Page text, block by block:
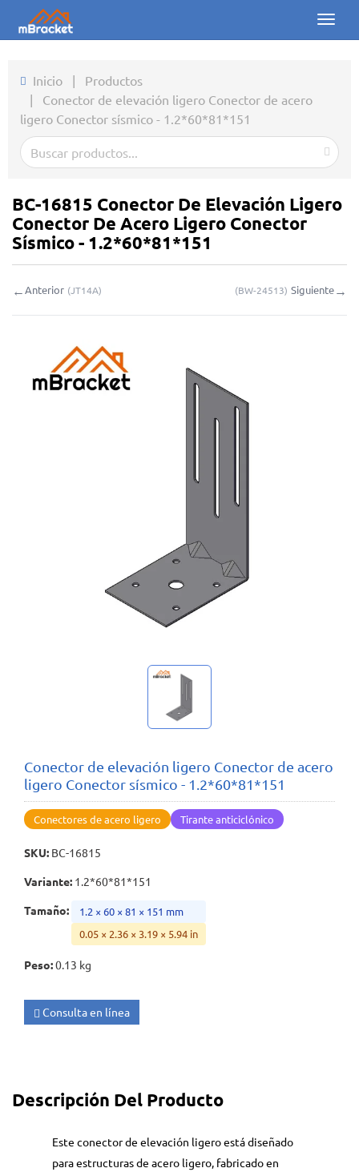
Toggle
Productos
Sobre nosotros
Descargas
Mis consultas
Inicio | Productos
| Conector de elevación ligero Conector de acero
ligero Conector sísmico - 1.2*60*81*151
BC-16815 Conector De Elevación Ligero
Conector De Acero Ligero Conector
Sísmico - 1.2*60*81*151
←Anterior (JT14A) (BW-24513) Siguiente→
Conector de elevación ligero Conector de acero
ligero Conector sísmico - 1.2*60*81*151
Conectores de acero ligero Tirante anticiclónico
SKU: BC-16815
Variante: 1.2*60*81*151
Tamaño:
1.2 × 60 × 81 × 151 mm
0.05 × 2.36 × 3.19 × 5.94 in
Peso:0.13 kg
Consulta en línea
Descripción Del Producto
Este conector de elevación ligero está diseñado
para estructuras de acero ligero, fabricado en